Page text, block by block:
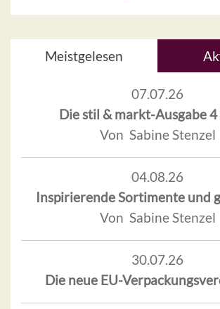
Meistgelesen
07.07.26
Die stil & markt-Ausgabe
Von Sabine Stenzel
04.08.26
Inspirierende Sortimente und
Von Sabine Stenzel
30.07.26
Die neue EU-